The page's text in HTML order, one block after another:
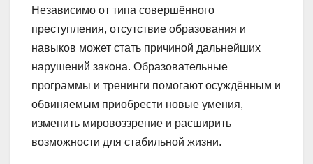
Независимо от типа совершённого
преступления, отсутствие образования и
навыков может стать причиной дальнейших
нарушений закона. Образовательные
программы и тренинги помогают осуждённым и
обвиняемым приобрести новые умения,
изменить мировоззрение и расширить
возможности для стабильной жизни.